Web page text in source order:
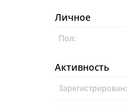
Личное
Пол:
Активность
Зарегистрирован: